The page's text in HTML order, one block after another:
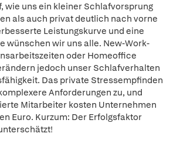
wie uns ein kleiner Schlafvorsprung
als auch privat deutlich nach vorne
Leistungskurve und eine
wünschen wir uns alle. New-Work-
oder Homeoffice
jedoch unser Schlafverhalten
Das private Stressempfinden
Anforderungen zu, und
Mitarbeiter kosten Unternehmen
Euro. Kurzum: Der Erfolgsfaktor